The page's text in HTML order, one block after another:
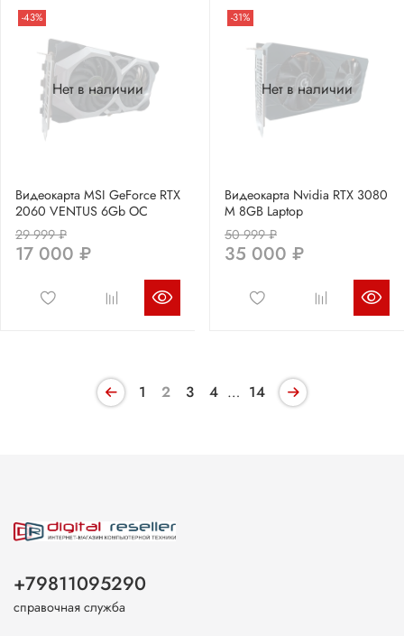
Нет в наличии
-43%
Видеокарта MSI GeForce RTX
2060 VENTUS 6Gb OC
29 999 ₽
17 000 ₽
Нет в наличии
-31%
Видеокарта Nvidia RTX 3080
M 8GB Laptop
50 999 ₽
35 000 ₽
1 2 3 4 … 14
+79811095290
справочная служба